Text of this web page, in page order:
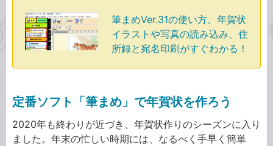
筆まめVer.31の使い方。年賀状
イラストや写真の読み込み、住
所録と宛名印刷がすぐわかる！
定番ソフト「筆まめ」で年賀状を作ろう
2020年も終わりが近づき、年賀状作りのシーズンに入り
ました。年末の忙しい時期には、なるべく手早く簡単